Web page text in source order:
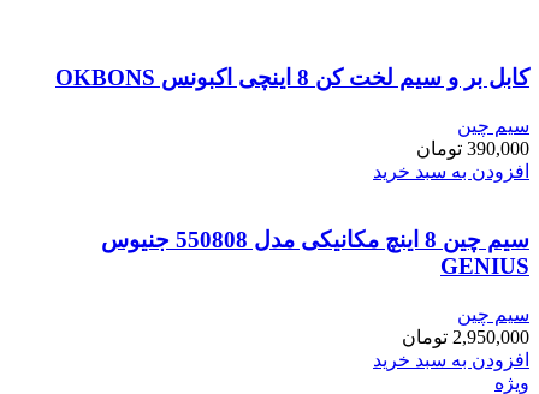
کابل بر و سیم لخت کن 8 اینچی اکبونس OKBONS
سیم چین
390,000 تومان
افزودن به سبد خرید
سیم چین 8 اینچ مکانیکی مدل 550808 جنیوس
GENIUS
سیم چین
2,950,000 تومان
افزودن به سبد خرید
ویژه